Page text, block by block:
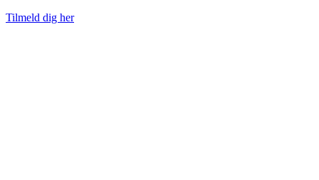
Tilmeld dig her